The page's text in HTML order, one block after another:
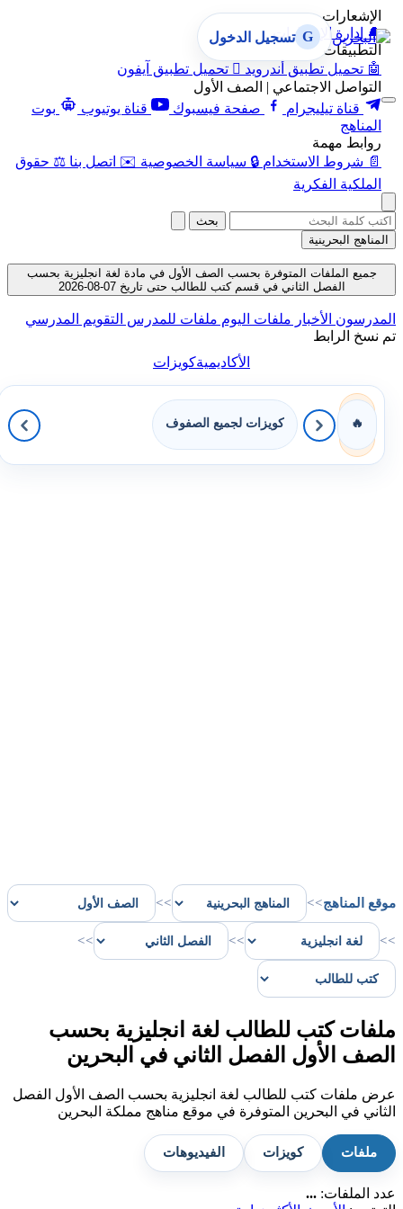
الإشعارات
🔔 إدارة الإشعارات
التطبيقات
🤖 تحميل تطبيق أندرويد  تحميل تطبيق آيفون
التواصل الاجتماعي | الصف الأول
قناة تيليجرام
صفحة فيسبوك قناة يوتيوب
بوت
المناهج
روابط مهمة
📄 شروط الاستخدام 🔒 سياسة الخصوصية ✉️ اتصل بنا ⚖️ حقوق
الملكية الفكرية
G تسجيل الدخول
بحث
المناهج البحرينية
جميع الملفات المتوفرة بحسب الصف الأول في مادة لغة انجليزية بحسب
الفصل الثاني في قسم كتب للطالب حتى تاريخ 07-08-2026
المدرسون الأخبار ملفات اليوم ملفات للمدرس التقويم المدرسي
تم نسخ الرابط
الأكاديميةكويزات
🔥 كويزات لجميع الصفوف
موقع المناهج>>
>>
>>
>>
>>
ملفات كتب للطالب لغة انجليزية بحسب
الصف الأول الفصل الثاني في البحرين
عرض ملفات كتب للطالب لغة انجليزية بحسب الصف الأول الفصل
الثاني في البحرين المتوفرة في موقع مناهج مملكة البحرين
ملفات كويزات الفيديوهات
عدد الملفات: ...